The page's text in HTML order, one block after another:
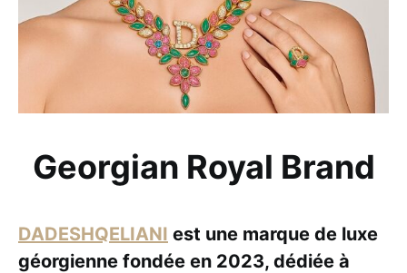
Georgian Royal Brand
DADESHQELIANI est une marque de luxe
géorgienne fondée en 2023, dédiée à